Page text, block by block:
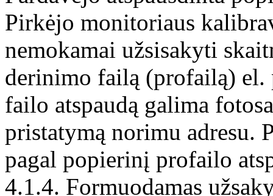
Pirkėjo monitoriaus
nemokamai užsisakyti
derinimo failą (profailą)
failo atspaudą galima
pristatymą norimu adresu.
pagal popierinį profailo
4.1.4. Formuodamas